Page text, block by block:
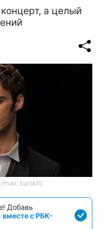
а целый
Добавь
вместе с РБК-